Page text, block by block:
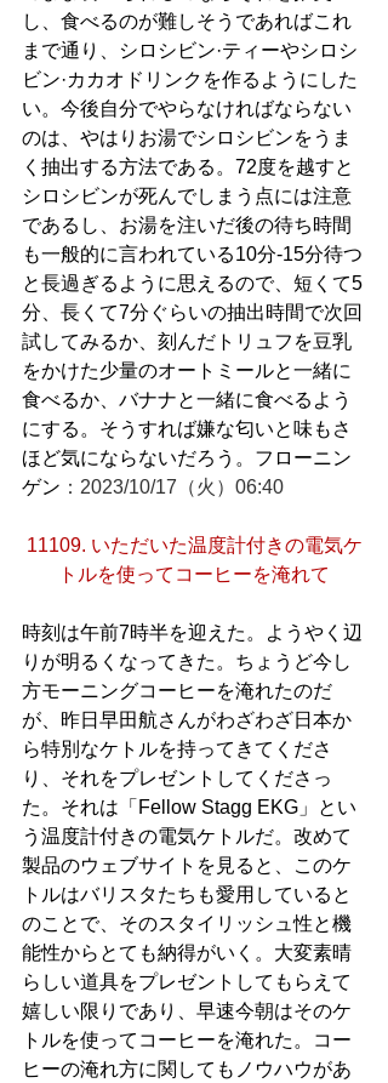
し、食べるのが難しそうであればこれ
まで通り、シロシビン·ティーやシロシ
ビン·カカオドリンクを作るようにした
い。今後自分でやらなければならない
のは、やはりお湯でシロシビンをうま
く抽出する方法である。72度を越すと
シロシビンが死んでしまう点には注意
であるし、お湯を注いだ後の待ち時間
も一般的に言われている10分-15分待つ
と長過ぎるように思えるので、短くて5
分、長くて7分ぐらいの抽出時間で次回
試してみるか、刻んだトリュフを豆乳
をかけた少量のオートミールと一緒に
食べるか、バナナと一緒に食べるよう
にする。そうすれば嫌な匂いと味もさ
ほど気にならないだろう。フローニン
ゲン ：2023/10/17（火）06:40
11109. いただいた温度計付きの電気ケ
トルを使ってコーヒーを淹れて
時刻は午前7時半を迎えた。ようやく辺
りが明るくなってきた。ちょうど今し
方モーニングコーヒーを淹れたのだ
が、昨日早田航さんがわざわざ日本か
ら特別なケトルを持ってきてくださ
り、それをプレゼントしてくださっ
た。それは「Fellow Stagg EKG」とい
う温度計付きの電気ケトルだ。改めて
製品のウェブサイトを見ると、このケ
トルはバリスタたちも愛用していると
のことで、そのスタイリッシュ性と機
能性からとても納得がいく。大変素晴
らしい道具をプレゼントしてもらえて
嬉しい限りであり、早速今朝はそのケ
トルを使ってコーヒーを淹れた。コー
ヒーの淹れ方に関してもノウハウがあ